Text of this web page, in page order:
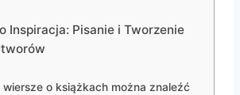
Inspiracja: Pisanie i Tworzenie
wiersze o książkach można znaleźć